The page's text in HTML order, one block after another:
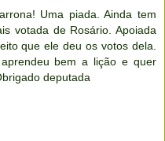
Uma piada. Ainda tem
votada de Rosário. Apoiada
que ele deu os votos dela.
bem a lição e quer
deputada